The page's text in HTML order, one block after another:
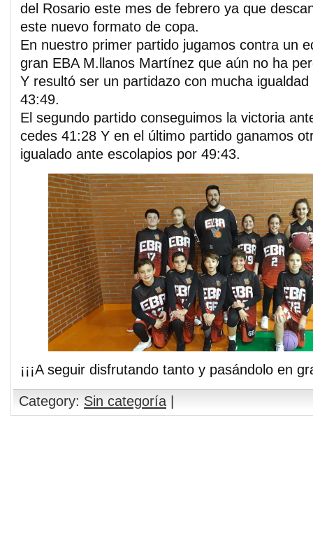
del Rosario este mes de febrero ya que
este nuevo formato de copa.
En nuestro primer partido jugamos contra un
gran EBA M.llanos Martínez que aún no ha
Y resultó ser un partidazo con mucha
43:49.
El segundo partido conseguimos la victoria
cedes 41:28 Y en el último partido ganamos
igualado ante escolapios por 49:43.
¡¡¡A seguir disfrutando tanto y pasándolo en
Category: Sin categoría |